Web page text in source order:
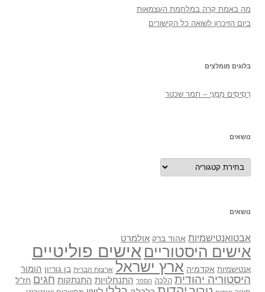
מה באמת קרה במלחמת העצמאות
ביום הזיכרון לשואה כל הקישורים
בלוגים מומלצים
רְסִיסִים מִמֶנִי – תמר שכטר
נושאים
נושאים
נושאים
אבטואנטישמיות אהוד ברק אולמרט
אישים היסטוריים אישים פוליטיים
אנטישמיות אקדמיה ארץ ישראל ארצות הברית בן גוריון הומור
היסטוריה יהודית הלכה הספר התנחלויות התנתקות חגים חז"ל